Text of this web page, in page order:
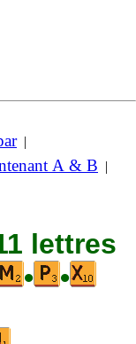
|
A & B |
lettres
• •